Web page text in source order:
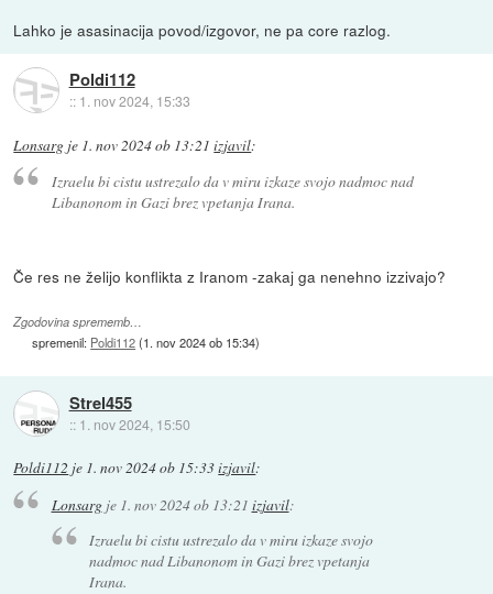
Lahko je asasinacija povod/izgovor, ne pa core razlog.
Poldi112
:: 1. nov 2024, 15:33
Lonsarg je 1. nov 2024 ob 13:21 izjavil:
Izraelu bi cistu ustrezalo da v miru izkaze svojo nadmoc nad
Libanonom in Gazi brez vpetanja Irana.
Če res ne želijo konflikta z Iranom -zakaj ga nenehno izzivajo?
Zgodovina sprememb…
spremenil: Poldi112(1. nov 2024 ob 15:34)
Strel455
:: 1. nov 2024, 15:50
Poldi112 je 1. nov 2024 ob 15:33izjavil:
Lonsargje 1. nov 2024 ob 13:21 izjavil:
Izraelu bi cistu ustrezalo da v miru izkaze svojo
nadmoc nad Libanonom in Gazi brez vpetanja
Irana.